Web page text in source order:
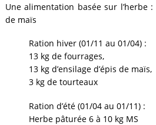
Une alimentation basée sur l’herbe
de maïs
Ration hiver (01/11 au 01/04) :
13 kg de fourrages,
13 kg d’ensilage d’épis de maïs,
3 kg de tourteaux
Ration d’été (01/04 au 01/11) :
Herbe pâturée 6 à 10 kg MS